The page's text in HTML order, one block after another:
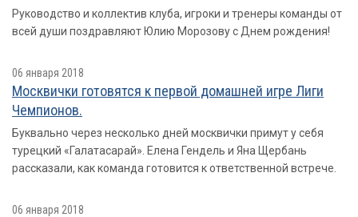
Руководство и коллектив клуба, игроки и тренеры команды от
всей души поздравляют Юлию Морозову с Днем рождения!
06 января 2018
Москвички готовятся к первой домашней игре Лиги
Чемпионов.
Буквально через несколько дней москвички примут у себя
турецкий «Галатасарай». Елена Гендель и Яна Щербань
рассказали, как команда готовится к ответственной встрече.
06 января 2018